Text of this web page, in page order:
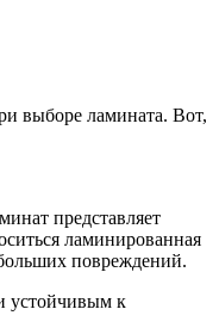
выборе ламината. Вот,
представляет
ламинированная
повреждений.
устойчивым к